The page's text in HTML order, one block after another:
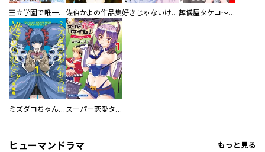
王立学園で唯一魔法が使えない庶民仲間のはずですよね～実は王子様で私を溺愛しているなんて告白はやめてください～佐伯かよの作品集 好きじゃないけど、抱いてください【電子単行本版／特典おまけ付き】 葬儀屋タケコ～あなたの最期、叶えます【電子単行本版】
ミズダコちゃんからは逃げられない！ スーパー恋愛タイム！～現場でドＳな彼女は自宅でデレる～
ヒューマンドラマ もっと見る